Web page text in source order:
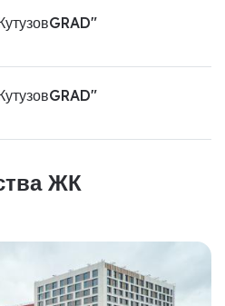
ЖК